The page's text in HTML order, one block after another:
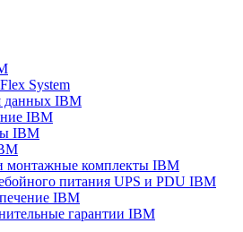
System
данных IBM
IBM
IBM
монтажные комплекты IBM
питания UPS и PDU IBM
IBM
гарантии IBM